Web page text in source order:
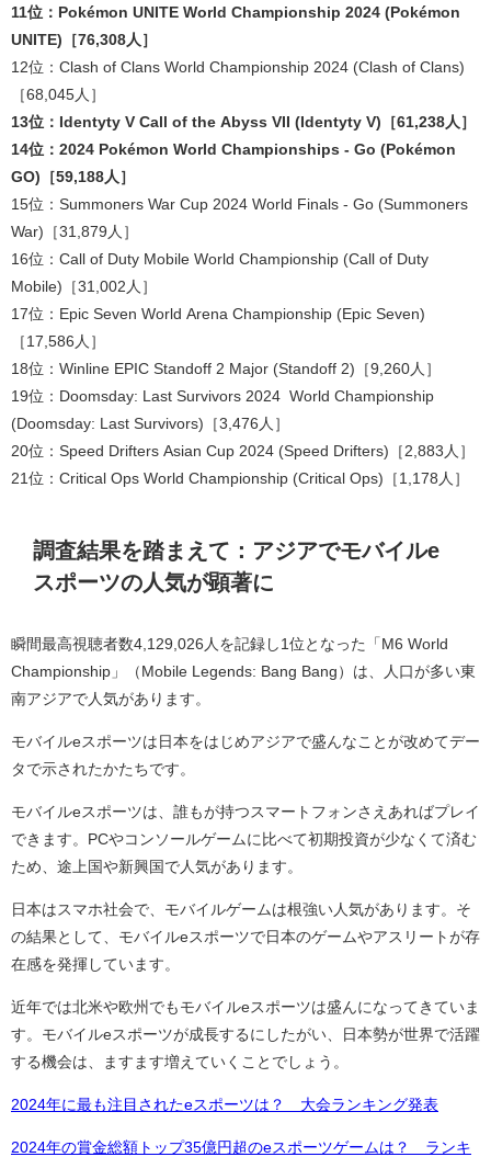
11位：Pokémon UNITE World Championship 2024 (Pokémon
UNITE)［76,308人］
12位：Clash of Clans World Championship 2024 (Clash of Clans)
［68,045人］
13位：Identyty V Call of the Abyss VII (Identyty V)［61,238人］
14位：2024 Pokémon World Championships - Go (Pokémon
GO)［59,188人］
15位：Summoners War Cup 2024 World Finals - Go (Summoners
War)［31,879人］
16位：Call of Duty Mobile World Championship (Call of Duty
Mobile)［31,002人］
17位：Epic Seven World Arena Championship (Epic Seven)
［17,586人］
18位：Winline EPIC Standoff 2 Major (Standoff 2)［9,260人］
19位：Doomsday: Last Survivors 2024 World Championship
(Doomsday: Last Survivors)［3,476人］
20位：Speed Drifters Asian Cup 2024 (Speed Drifters)［2,883人］
21位：Critical Ops World Championship (Critical Ops)［1,178人］
調査結果を踏まえて ： アジアでモバイルe
スポーツの人気が顕著に
瞬間最高視聴者数4,129,026人を記録し1位となった「M6 World
Championship」（Mobile Legends: Bang Bang）は、人口が多い東
南アジアで人気があります。
モバイルeスポーツは日本をはじめアジアで盛んなことが改めてデー
タで示されたかたちです。
モバイルeスポーツは、誰もが持つスマートフォンさえあればプレイ
できます。PCやコンソールゲームに比べて初期投資が少なくて済む
ため、途上国や新興国で人気があります。
日本はスマホ社会で、モバイルゲームは根強い人気があります。そ
の結果として、モバイルeスポーツで日本のゲームやアスリートが存
在感を発揮しています。
近年では北米や欧州でもモバイルeスポーツは盛んになってきていま
す。モバイルeスポーツが成長するにしたがい、日本勢が世界で活躍
する機会は、ますます増えていくことでしょう。
2024年に最も注目されたeスポーツは？ 大会ランキング発表
2024年の賞金総額トップ35億円超のeスポーツゲームは？ ランキ